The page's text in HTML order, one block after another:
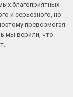
благоприятных
и серьезного, но
превозмогая
мы верили, что